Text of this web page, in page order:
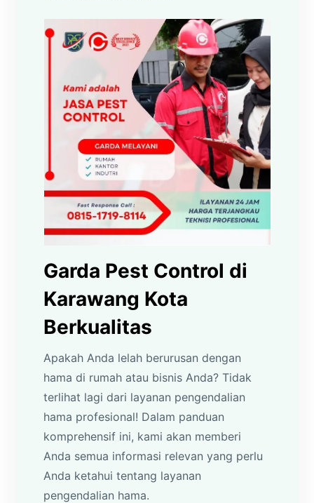
Garda Pest Control di
Karawang Kota
Berkualitas
Apakah Anda lelah berurusan dengan
hama di rumah atau bisnis Anda? Tidak
terlihat lagi dari layanan pengendalian
hama profesional! Dalam panduan
komprehensif ini, kami akan memberi
Anda semua informasi relevan yang perlu
Anda ketahui tentang layanan
pengendalian hama.